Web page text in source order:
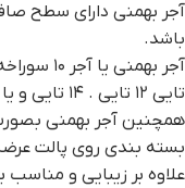
آجر بهمنی دارای سطح
باشد.
تایی ۱۲ تایی . ۱۴ تایی و یا ۱۶ تایی بسته بندی میشود
همچنین آجر بهمنی
بسته بندی روی پالت
علاوه بر زیبایی و مناسب